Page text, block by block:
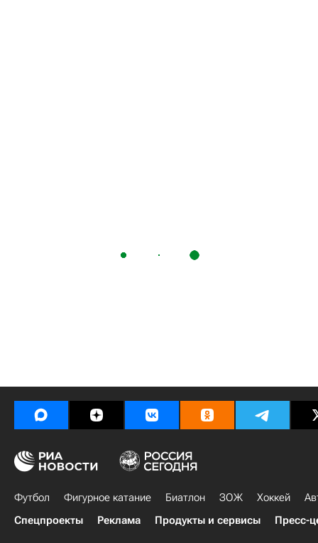
Футбол Фигурное катание Биатлон ЗОЖ Хоккей
Спецпроекты
Реклама Продукты и сервисы Пресс-